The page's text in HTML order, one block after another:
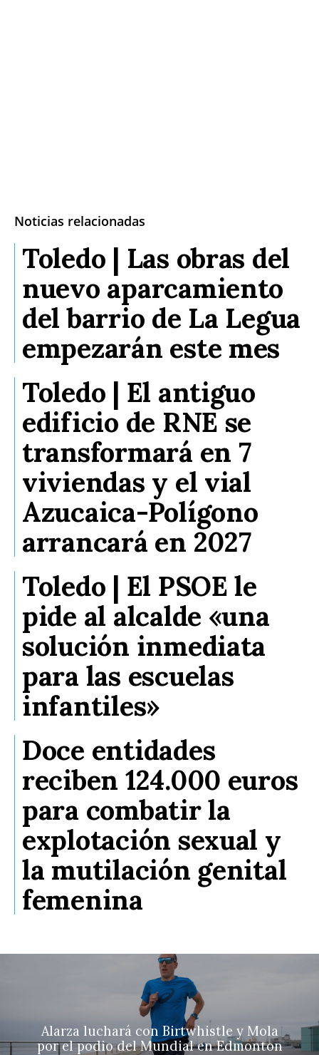
Noticias relacionadas
Toledo | Las obras del
nuevo aparcamiento
del barrio de La Legua
empezarán este mes
Toledo | El antiguo
edificio de RNE se
transformará en 7
viviendas y el vial
Azucaica-Polígono
arrancará en 2027
Toledo | El PSOE le
pide al alcalde «una
solución inmediata
para las escuelas
infantiles»
Doce entidades
reciben 124.000 euros
para combatir la
explotación sexual y
la mutilación genital
femenina
Alarza luchará con Birtwhistle y Mola
por el podio del Mundial en Edmonton